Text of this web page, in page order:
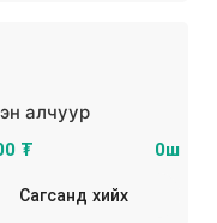
алчуур
₮ 0ш
Сагсанд хийх